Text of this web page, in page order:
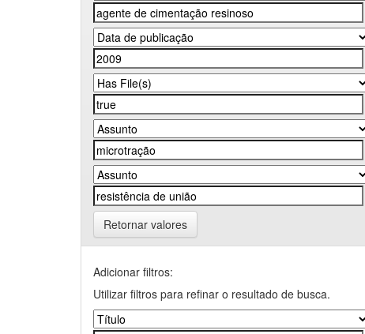
Retornar valores
Adicionar filtros:
Utilizar filtros para refinar o resultado de busca.